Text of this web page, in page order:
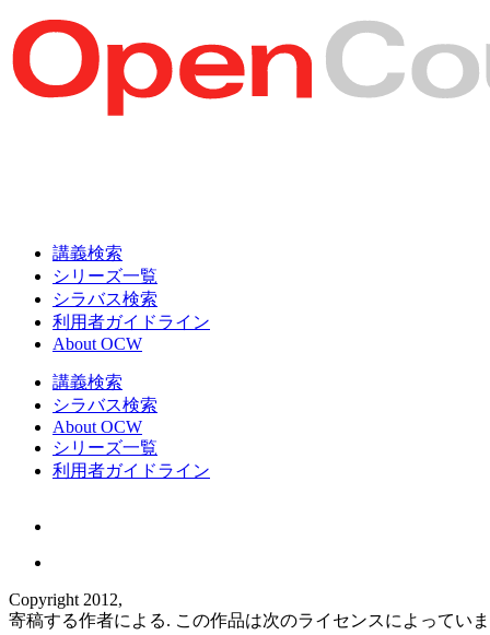
講義検索
シリーズ一覧
シラバス検索
利用者ガイドライン
About OCW
講義検索
シラバス検索
About OCW
シリーズ一覧
利用者ガイドライン
Copyright 2012,
寄稿する作者による. この作品は次のライセンスによってい